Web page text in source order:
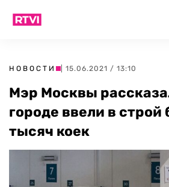
НОВОСТИ | 15.06.2021 / 13:10
Мэр Москвы
городе ввели в строй
тысяч коек